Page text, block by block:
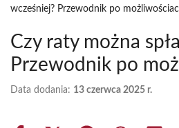
wcześniej? Przewodnik po
Czy raty można
Przewodnik po
Data dodania: 13 czerwca 2025 r.